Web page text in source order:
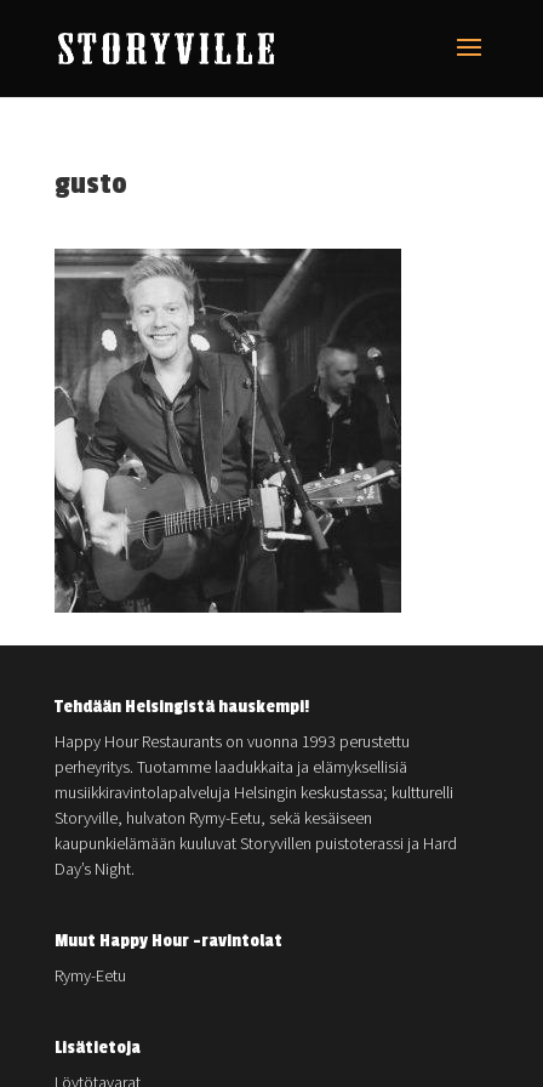
gusto
Tehdään Helsingistä hauskempi!
Happy Hour Restaurants on vuonna 1993 perustettu
perheyritys. Tuotamme laadukkaita ja elämyksellisiä
musiikkiravintolapalveluja Helsingin keskustassa; kultturelli
Storyville, hulvaton Rymy-Eetu, sekä kesäiseen
kaupunkielämään kuuluvat Storyvillen puistoterassi ja Hard
Day’s Night.
Muut Happy Hour -ravintolat
Rymy-Eetu
Lisätietoja